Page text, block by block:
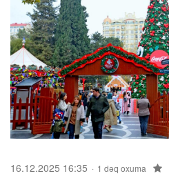
16.12.2025 16:35 1 dəq oxuma